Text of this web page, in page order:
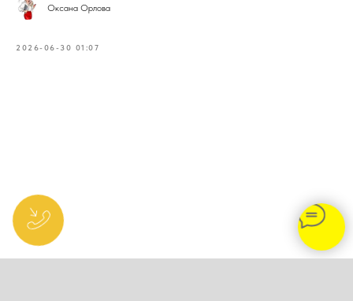
Оксана Орлова
2026-06-30 01:07